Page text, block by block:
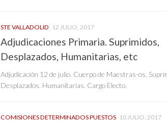
STE VALLADOLID 12 JULIO, 2017
Adjudicaciones Primaria. Suprimidos,
Desplazados, Humanitarias, etc
Adjudicación 12 de julio. Cuerpo de Maestras-os.
Desplazados. Humanitarias. Cargo Electo.
COMISIONES DETERMINADOS PUESTOS 10 JULIO, 2017